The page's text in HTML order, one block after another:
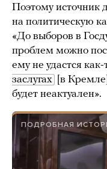
Поэтому источник
на политическую
«До выборов в
проблем можно
ему не удастся
заслугах
[в
будет неактуален».
ПОДРОБНАЯ